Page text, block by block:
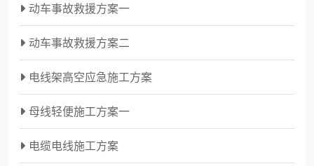
动车事故救援方案一
动车事故救援方案二
电线架高空应急施工方案
母线轻便施工方案一
电缆电线施工方案